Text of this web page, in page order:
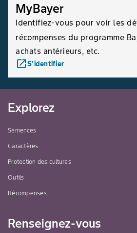
MyBayer
Identifiez-vous pour voir les
récompenses du programme
achats antérieurs, etc.
launchS’identifier
Explorez
Semences
Caractères
Protection des cultures
Outils
Récompenses
Renseignez-vous